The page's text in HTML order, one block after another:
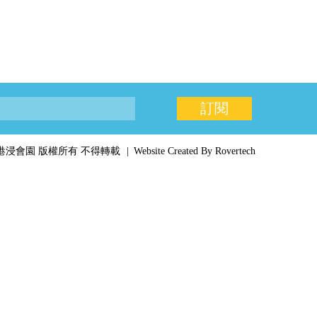
浸會園 版權所有 不得轉載 Website Created By Rovertech